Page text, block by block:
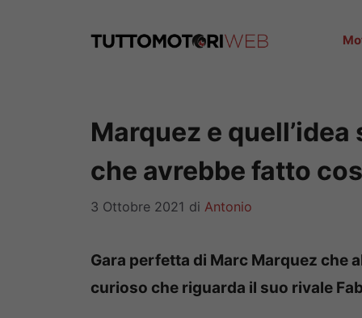
Marquez e
che avrebbe fatto
3 Ottobre 2021 di Antonio
Gara perfetta di Marc Marquez che
curioso che riguarda il suo rivale